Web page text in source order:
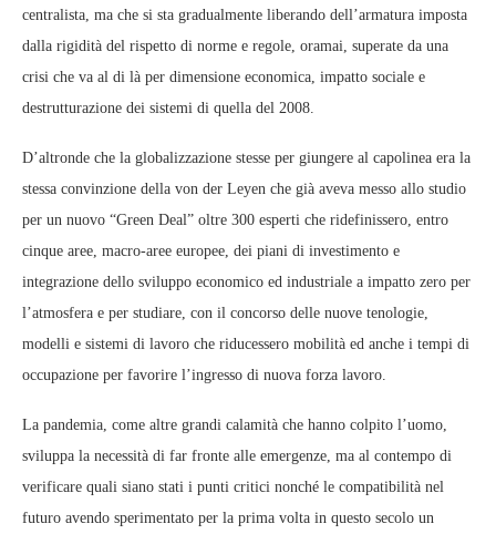
centralista, ma che si sta gradualmente liberando dell’armatura imposta
dalla rigidità del rispetto di norme e regole, oramai, superate da una
crisi che va al di là per dimensione economica, impatto sociale e
destrutturazione dei sistemi di quella del 2008.
D’altronde che la globalizzazione stesse per giungere al capolinea era la
stessa convinzione della von der Leyen che già aveva messo allo studio
per un nuovo “Green Deal” oltre 300 esperti che ridefinissero, entro
cinque aree, macro-aree europee, dei piani di investimento e
integrazione dello sviluppo economico ed industriale a impatto zero per
l’atmosfera e per studiare, con il concorso delle nuove tenologie,
modelli e sistemi di lavoro che riducessero mobilità ed anche i tempi di
occupazione per favorire l’ingresso di nuova forza lavoro.
La pandemia, come altre grandi calamità che hanno colpito l’uomo,
sviluppa la necessità di far fronte alle emergenze, ma al contempo di
verificare quali siano stati i punti critici nonché le compatibilità nel
futuro avendo sperimentato per la prima volta in questo secolo un